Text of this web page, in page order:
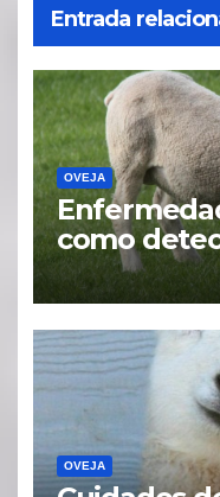
Entrada
OVEJA
como
OVEJA